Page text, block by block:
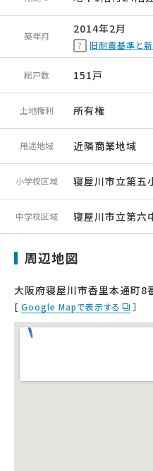
築年月
2014年2月
旧耐震基準と
総戸数 151戸
土地権利 所有権
用途地域 近隣商業地域
小学校区域 寝屋川市立第五
中学校区域 寝屋川市立第六
周辺地図
大阪府寝屋川市香里本通町8
[ Google Mapで表示する ］